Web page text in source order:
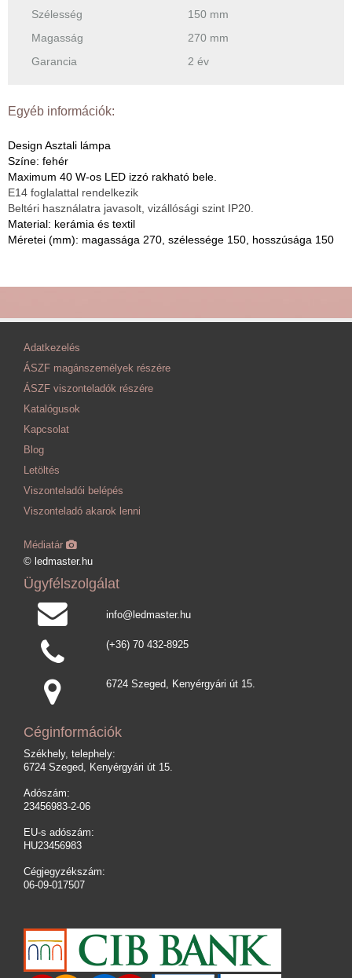
Szélesség
150 mm
Magasság
270 mm
Garancia
2 év
Egyéb információk:
Design Asztali lámpa
Színe: fehér
Maximum 40 W-os LED izzó rakható bele.
E14 foglalattal rendelkezik
Beltéri használatra javasolt, vizállósági szint IP20.
Material: kerámia és textil
Méretei (mm): magassága 270, szélessége 150, hosszúsága 150
Adatkezelés
ÁSZF magánszemélyek részére
ÁSZF viszonteladók részére
Katalógusok
Kapcsolat
Blog
Letöltés
Viszonteladói belépés
Viszonteladó akarok lenni
Médiatár
© ledmaster.hu
Ügyfélszolgálat
info@ledmaster.hu
(+36) 70 432-8925
6724 Szeged, Kenyérgyári út 15.
Céginformációk
Székhely, telephely:
6724 Szeged, Kenyérgyári út 15.
Adószám:
23456983-2-06
EU-s adószám:
HU23456983
Cégjegyzékszám:
06-09-017507